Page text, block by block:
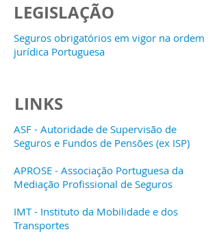
LEGISLAÇÃO
Seguros obrigatórios em vigor na ordem
jurídica Portuguesa
LINKS
ASF - Autoridade de Supervisão de
Seguros e Fundos de Pensões (ex ISP)
APROSE - Associação Portuguesa da
Mediação Profissional de Seguros
IMT - Instituto da Mobilidade e dos
Transportes